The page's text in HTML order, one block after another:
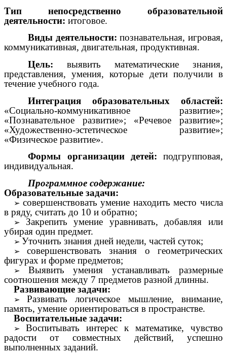
Тип непосредственно образовательной
деятельности: итоговое.
Виды деятельности: познавательная, игровая,
коммуникативная, двигательная, продуктивная.
Цель:выявить математические знания,
представления, умения, которые дети получили в
течение учебного года.
Интеграция образовательных областей:
«Социально-коммуникативное развитие»;
«Познавательное развитие»; «Речевое развитие»;
«Художественно-эстетическое развитие»;
«Физическое развитие».
Формы организации детей: подгрупповая,
индивидуальная.
Программное содержание:
Образовательные задачи:
совершенствовать умение находить место числа
в ряду, считать до 10 и обратно;
Закрепить умение уравнивать, добавляя или
убирая один предмет.
Уточнить знания дней недели, частей суток;
совершенствовать знания о геометрических
фигурах и форме предметов;
Выявить умения устанавливать размерные
соотношения между 7 предметов разной длинны.
Развивающие задачи:
Развивать логическое мышление, внимание,
память, умение ориентироваться в пространстве.
Воспитательные задачи:
Воспитывать интерес к математике, чувство
радости от совместных действий, успешно
выполненных заданий.